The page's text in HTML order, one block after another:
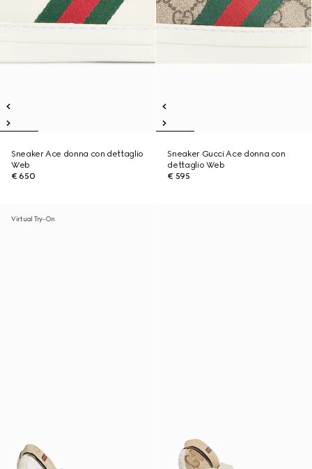
Sneaker Ace donna con dettaglio
Web
€ 650
Sneaker Gucci Ace donna con
dettaglio Web
€ 595
Virtual Try-On